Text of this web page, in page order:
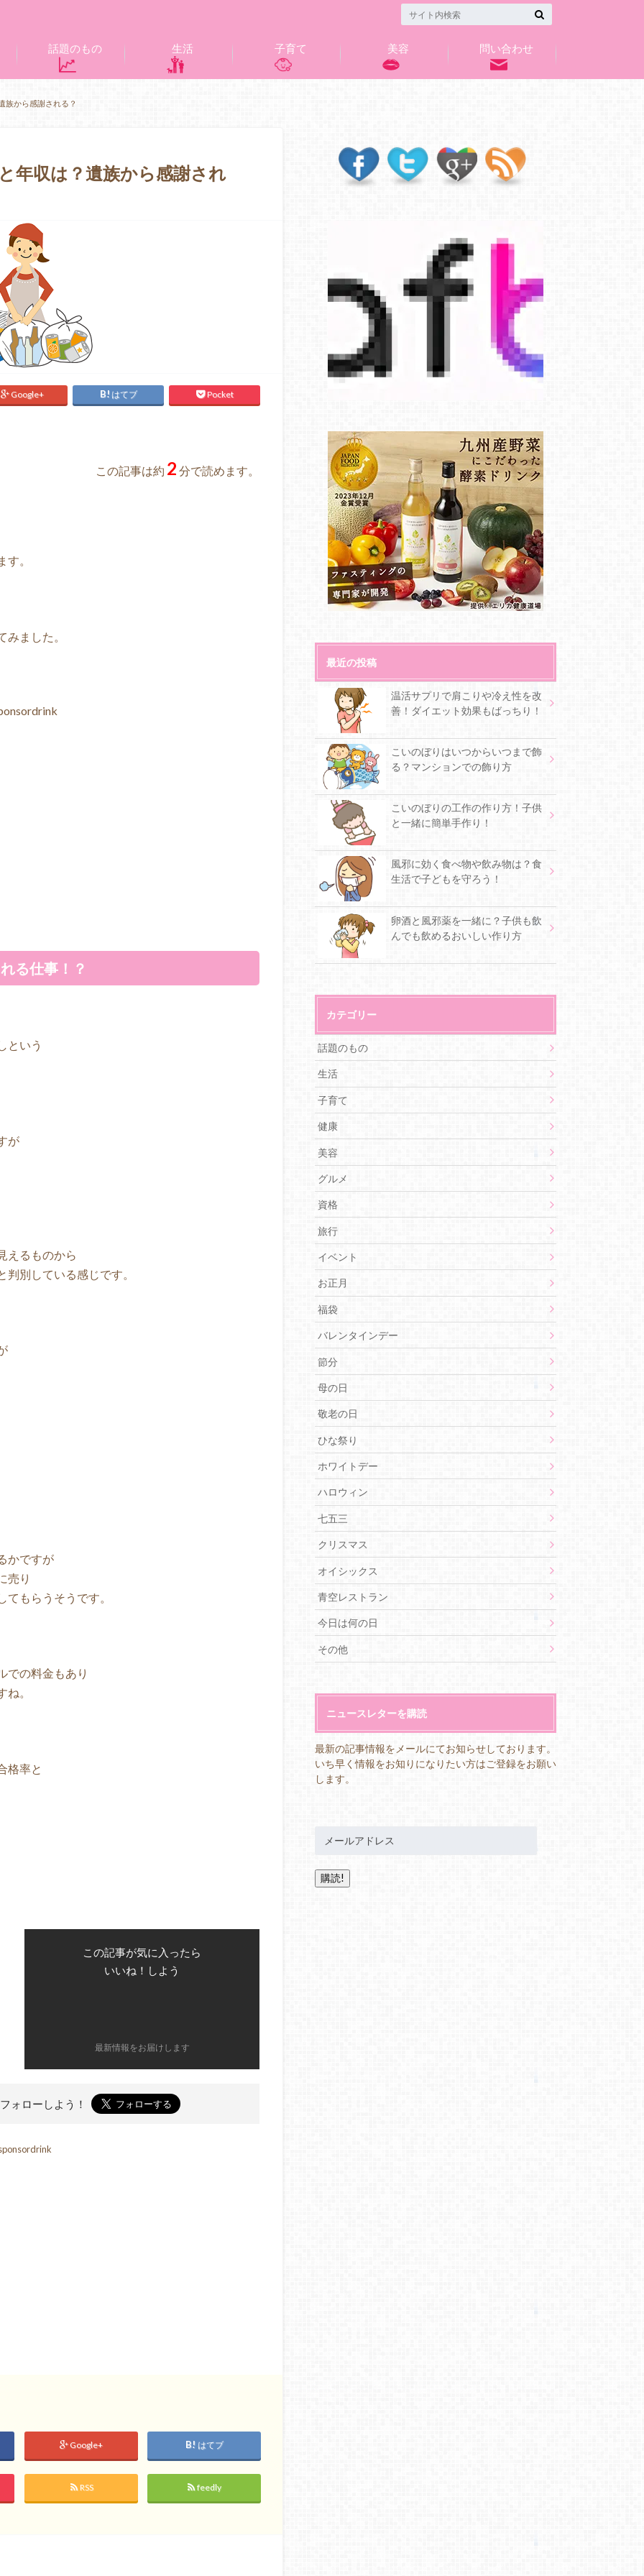
話題のもの 生活 子育て 美容 問い合わせ
族から感謝される？
年収は？遺族から感謝され
Google+ はてブ Pocket
この記事は約 2 分で読めます。
。
ました。
る仕事！？
という
が
えるものから
別している感じです。
かですが
売り
もらうそうです。
での料金もあり
。
格率と
この記事が気に入ったら
いいね！しよう
最新情報をお届けします
フォローしよう！
Google+ はてブ
RSS feedly
最近の投稿
温活サプリで肩こりや冷え性を改
善！ダイエット効果もばっちり！
こいのぼりはいつからいつまで飾
る？マンションでの飾り方
こいのぼりの工作の作り方！子供
と一緒に簡単手作り！
風邪に効く食べ物や飲み物は？食
生活で子どもを守ろう！
卵酒と風邪薬を一緒に？子供も飲
んでも飲めるおいしい作り方
カテゴリー
話題のもの
生活
子育て
健康
美容
グルメ
資格
旅行
イベント
お正月
福袋
バレンタインデー
節分
母の日
敬老の日
ひな祭り
ホワイトデー
ハロウィン
七五三
クリスマス
オイシックス
青空レストラン
今日は何の日
その他
ニュースレターを購読
最新の記事情報をメールにてお知らせしております。
いち早く情報をお知りになりたい方はご登録をお願い
します。